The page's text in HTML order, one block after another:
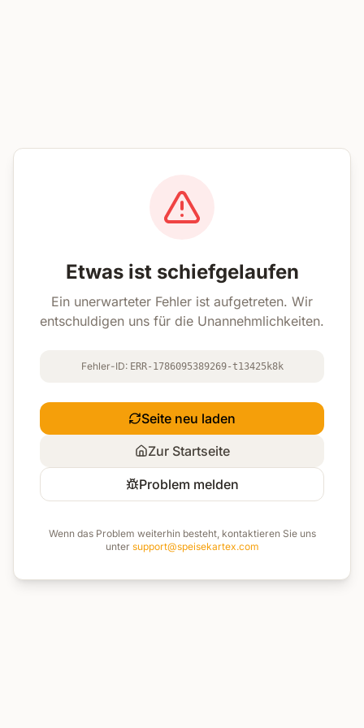
Etwas ist schiefgelaufen
Ein unerwarteter Fehler ist aufgetreten. Wir
entschuldigen uns für die Unannehmlichkeiten.
Fehler-ID: ERR-1786095389269-t13425k8k
Seite neu laden
Zur Startseite
Problem melden
Wenn das Problem weiterhin besteht, kontaktieren Sie uns
unter support@speisekartex.com